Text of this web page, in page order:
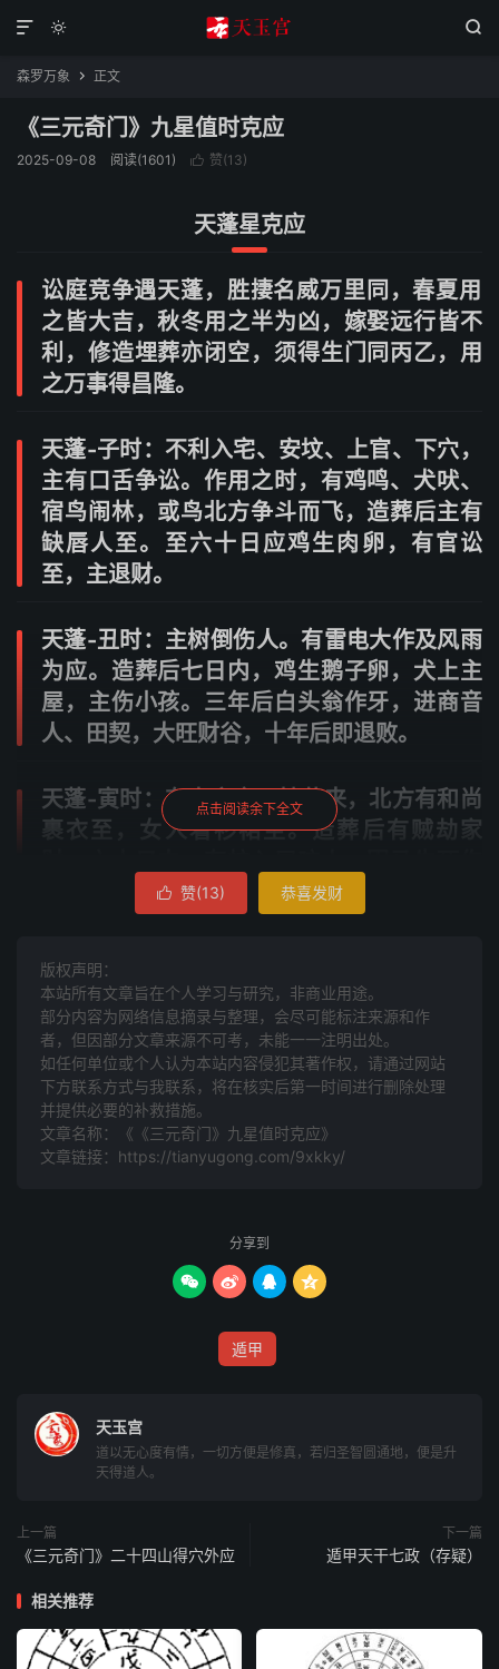
 

森罗万象  正文
《三元奇门》九星值时克应
2025-09-08 阅读(1601)  赞(13)
天蓬星克应
讼庭竞争遇天蓬，胜捿名威万里同，春夏用
之皆大吉，秋冬用之半为凶，嫁娶远行皆不
利，修造埋葬亦闭空，须得生门同丙乙，用
之万事得昌隆。
天蓬-子时：不利入宅、安坟、上官、下穴，
主有口舌争讼。作用之时，有鸡鸣、犬吠、
宿鸟闹林，或鸟北方争斗而飞，造葬后主有
缺唇人至。至六十日应鸡生肉卵，有官讼
至，主退财。
天蓬-丑时：主树倒伤人。有雷电大作及风雨
为应。造葬后七日内，鸡生鹅子卵，犬上主
屋，主伤小孩。三年后白头翁作牙，进商音
人、田契，大旺财谷，十年后即退败。
天蓬-寅时：有青衣童子持花来，北方有和尚
裹衣至，女人着衫裙至。造葬后有贼劫家
人，及鬼打屋，三年后进田地，大旺财谷。
天蓬-卯时：黄云四起，妇人拿铁器前来，大
蛇横过路。造葬后十日内，徵音人相请，半
月内，有徵音人送财物。六十日内，女人因
贼害而大破财。百日内，得横财大发。
天蓬-辰时：东北树倒打人，鼓声四起，女人
穿红衣至。造葬后，鸟雀四鸣绕屋，被贼盗
天蓬-巳时：有驼背老人披蓑衣至，女携酒及
一年后，因武获职，加官进禄。
天蓬-午时：有人持刀上山，妇人领青衣童子
至。造葬后四十日内，家主亡。六十日内，
犬来做人语，入屋为怪。赤面风脚人上门行
天蓬-未时：童子牵二牛至，白鹭群北方飞
来，有女人穿红衣至，造葬后六十日内，军
贼入屋劫掠财物，凶败。
点击阅读余下全文
 赞(13) 恭喜发财
版权声明：
本站所有文章旨在个人学习与研究，非商业用途。
部分内容为网络信息摘录与整理，会尽可能标注来源和作
者，但因部分文章来源不可考，未能一一注明出处。
如任何单位或个人认为本站内容侵犯其著作权，请通过网站
下方联系方式与我联系​​，将在核实后第一时间进行删除处理
并提供必要的补救措施。
文章名称：《《三元奇门》九星值时克应》
文章链接： https://tianyugong.com/9xkky/
分享到
   
遁甲
天玉宫
道以无心度有情，一切方便是修真，若归圣智圆通地，便是升
天得道人。
上一篇
《三元奇门》二十四山得穴外应
下一篇
遁甲天干七政（存疑）
相关推荐